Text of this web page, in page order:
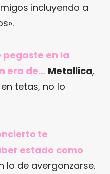
incluyendo a
pegaste en la
era de… Metallica,
tetas, no lo
te
estado como
lo de avergonzarse.